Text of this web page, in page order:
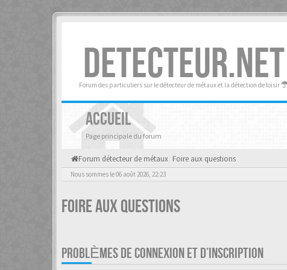
DETECTEUR.NET
Forum des particuliers sur le détecteur de métaux et la détection de loisir
ACCUEIL
Page principale du forum
Forum détecteur de métaux Foire aux questions
Nous sommes le 06 août 2026, 22:23
Foire aux questions
PROBLÈMES DE CONNEXION ET D’INSCRIPTION